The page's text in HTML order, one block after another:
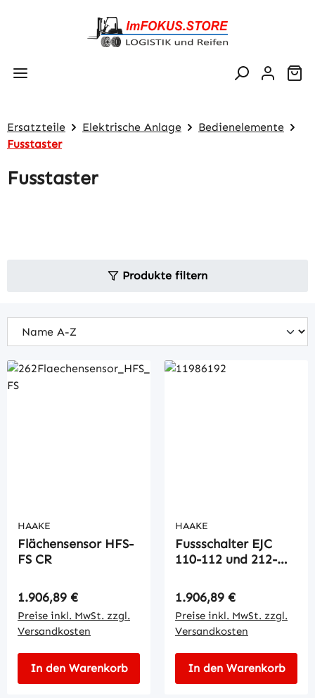
Zum Hauptinhalt springen
Ersatzteile Elektrische Anlage
Bedienelemente
Fusstaster
Fusstaster
Produkte filtern
HAAKE
Flächensensor HFS-
FS CR
Regulärer Preis:
1.906,89 €
Preise inkl. MwSt. zzgl.
Versandkosten
In den Warenkorb
HAAKE
Fussschalter EJC
110-112 und 212-
Regulärer Preis:
1.906,89 €
Preise inkl. MwSt. zzgl.
Versandkosten
In den Warenkorb